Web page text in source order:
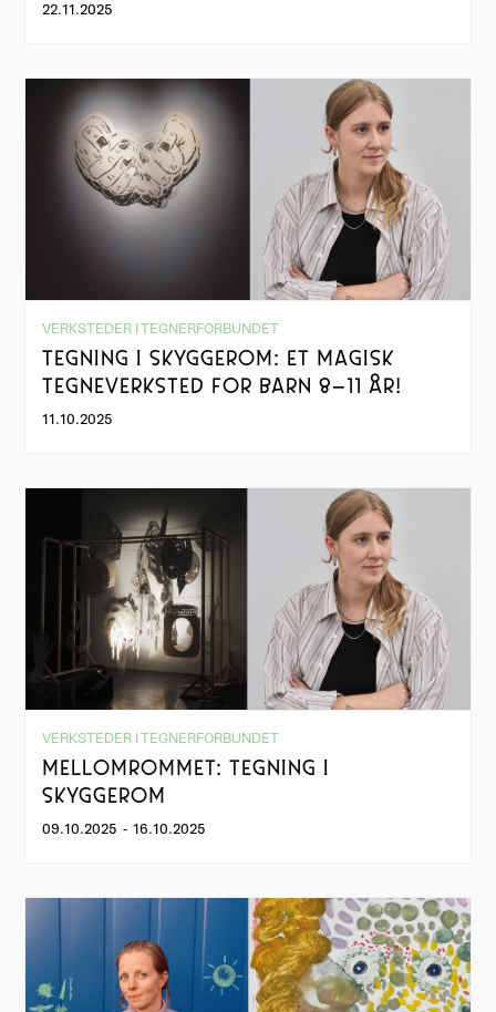
22.11.2025
VERKSTEDER I TEGNERFORBUNDET
TEGNING I SKYGGEROM: ET MAGISK
TEGNEVERKSTED FOR BARN 8–11 ÅR!
11.10.2025
VERKSTEDER I TEGNERFORBUNDET
MELLOMROMMET: TEGNING I
SKYGGEROM
09.10.2025 - 16.10.2025